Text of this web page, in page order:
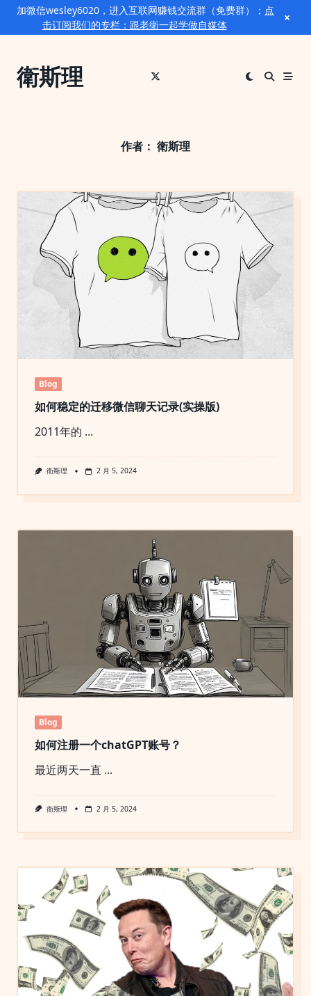
加微信wesley6020，进入互联网赚钱交流群（免费群）； 点
击订阅我们的专栏：跟老衛一起学做自媒体
×
content
衛斯理
作者： 衛斯理
Blog
如何稳定的迁移微信聊天记录(实操版)
2011年的 ...
衛斯理 2 月 5, 2024
Blog
如何注册一个chatGPT账号？
最近两天一直 ...
衛斯理 2 月 5, 2024